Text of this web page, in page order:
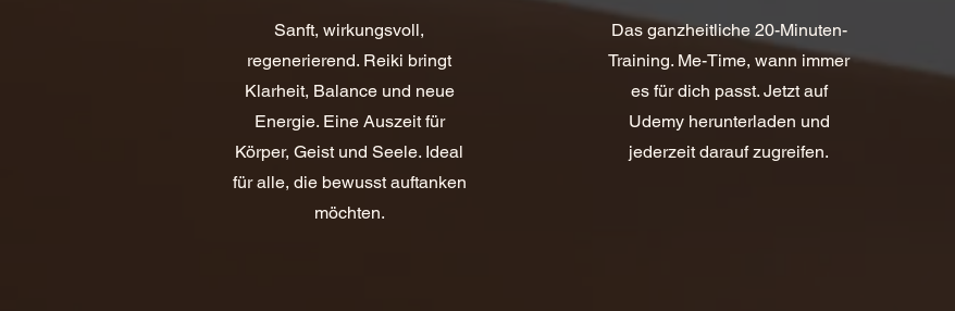
Sanft, wirkungsvoll,
regenerierend. Reiki bringt
Klarheit, Balance und neue
Energie. Eine Auszeit für
Körper, Geist und Seele. Ideal
für alle, die bewusst auftanken
möchten.
Das ganzheitliche 20-Minuten-
Training. Me-Time, wann immer
es für dich passt. Jetzt auf
Udemy herunterladen und
jederzeit darauf zugreifen.